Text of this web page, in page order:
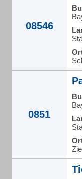
08546
0851